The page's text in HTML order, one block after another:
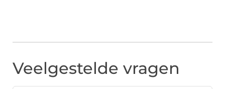
Veelgestelde vragen